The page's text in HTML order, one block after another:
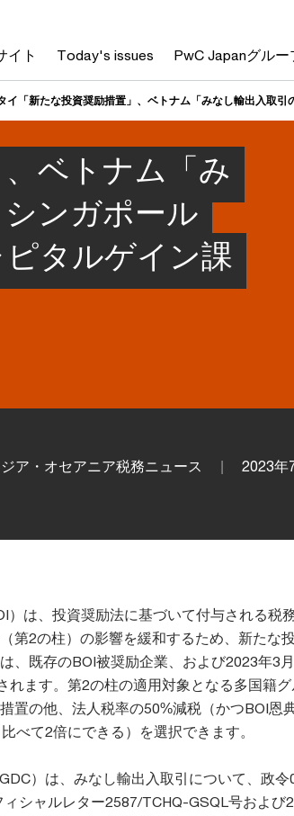
イト Today's issues PwC Japanグルー
イ「新たな投資奨励措置」、ベトナム「みなし輸出入取
ベトナム「み
ンガポール
ピタルゲイン課
ア・オセアニア税務ニュース 2023年
は、投資奨励法に基づいて付与される税
第2の柱）の影響を緩和するため、新たな
、既存のBOI被奨励企業、および2023年3
れます。第2の柱の適用対象となる多国籍
置の他、法人税率の50%減税（かつBOI恩
べて2倍にできる）を選択できます。
）は、みなし輸出入取引について、政令
シャルレター2587/TCHQ-GSQL号および